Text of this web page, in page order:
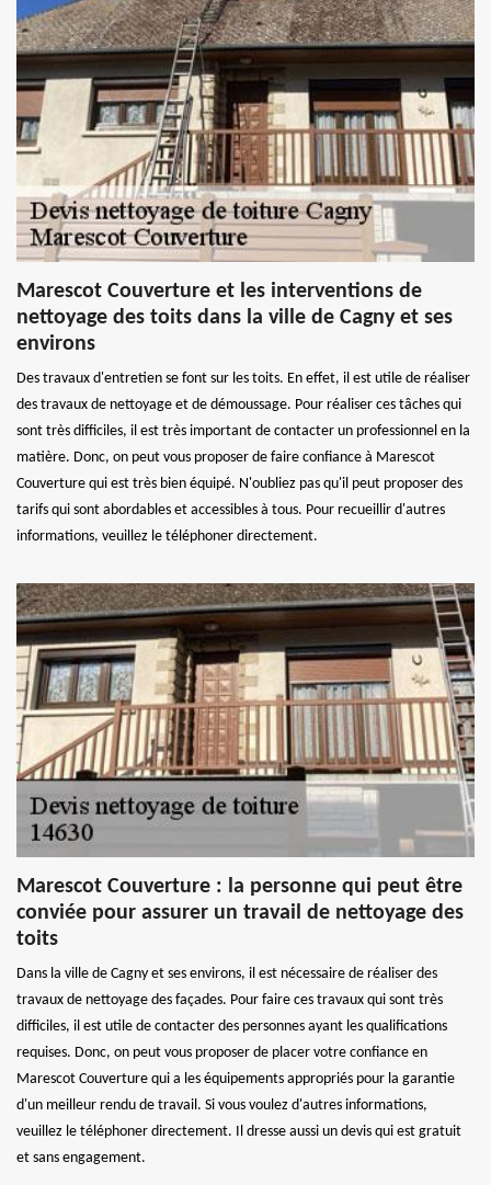
Marescot Couverture et les interventions de
nettoyage des toits dans la ville de Cagny et ses
environs
Des travaux d'entretien se font sur les toits. En effet, il est utile de réaliser
des travaux de nettoyage et de démoussage. Pour réaliser ces tâches qui
sont très difficiles, il est très important de contacter un professionnel en la
matière. Donc, on peut vous proposer de faire confiance à Marescot
Couverture qui est très bien équipé. N'oubliez pas qu'il peut proposer des
tarifs qui sont abordables et accessibles à tous. Pour recueillir d'autres
informations, veuillez le téléphoner directement.
Marescot Couverture : la personne qui peut être
conviée pour assurer un travail de nettoyage des
toits
Dans la ville de Cagny et ses environs, il est nécessaire de réaliser des
travaux de nettoyage des façades. Pour faire ces travaux qui sont très
difficiles, il est utile de contacter des personnes ayant les qualifications
requises. Donc, on peut vous proposer de placer votre confiance en
Marescot Couverture qui a les équipements appropriés pour la garantie
d'un meilleur rendu de travail. Si vous voulez d'autres informations,
veuillez le téléphoner directement. Il dresse aussi un devis qui est gratuit
et sans engagement.